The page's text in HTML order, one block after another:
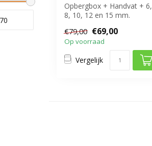
Opbergbox + Handvat + 6,
8, 10, 12 en 15 mm.
€79,00 €69,00
Op voorraad
Vergelijk